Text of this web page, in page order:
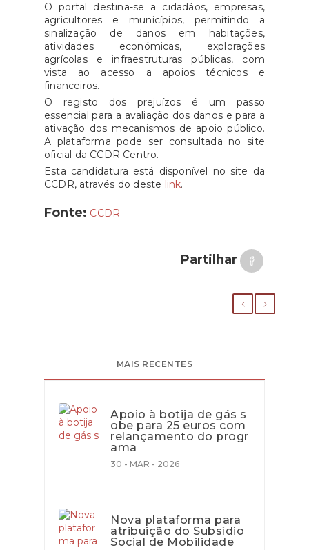
O portal destina-se a cidadãos, empresas,
agricultores e municípios, permitindo a
sinalização de danos em habitações,
atividades económicas, explorações
agrícolas e infraestruturas públicas, com
vista ao acesso a apoios técnicos e
financeiros.
O registo dos prejuízos é um passo
essencial para a avaliação dos danos e para a
ativação dos mecanismos de apoio público.
A plataforma pode ser consultada no site
oficial da CCDR Centro.
Esta candidatura está disponível no site da
CCDR, através do deste link.
Fonte: CCDR
Partilhar
MAIS RECENTES
Apoio à botija de gás s
obe para 25 euros com
relançamento do progr
ama
30 - MAR - 2026
Nova plataforma para
atribuição do Subsídio
Social de Mobilidade